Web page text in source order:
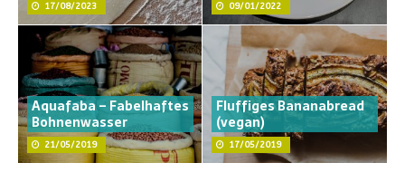
17/08/2023 09/01/2022
Aquafaba – Fabelhaftes
Bohnenwasser
21/05/2019
Fluffiges Bananabread
(vegan)
17/05/2019